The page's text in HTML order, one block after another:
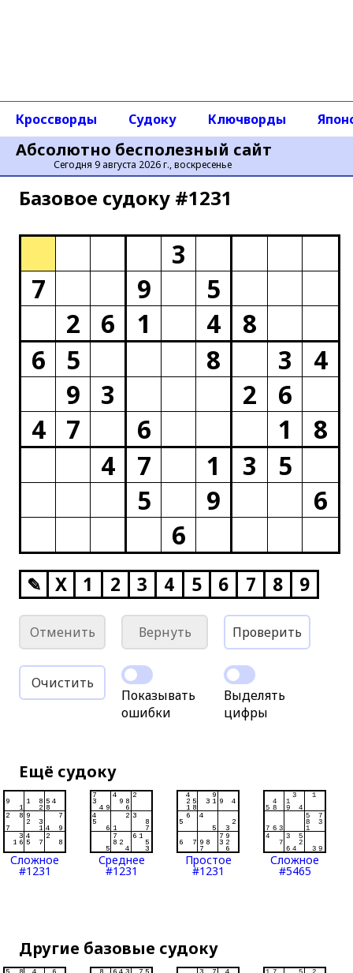
Абсолютно бесполезный сайт
Сегодня 9 августа 2026 г., воскресенье
Кроссворды Судоку Ключворды
Базовое cудоку #1231
3
7
9
5
2
6 1 4
8
6
5 8 3
4
9
3 2
6
4
7 6 1
8
4
7 1 3
5
5
9
6
6
✎ X 1 2 3 4 5 6 7 8 9
Отменить Вернуть Проверить
Очистить
Показывать
ошибки
Выделять
цифры
Ещё судоку
Сложное
#1231
Среднее
#1231
Простое
#1231
Сложное
#5465
Другие базовые судоку